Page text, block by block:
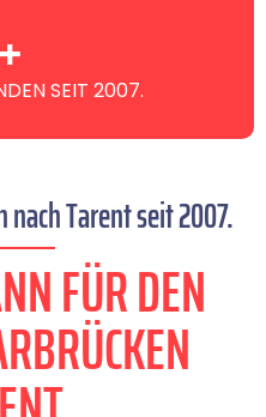
SEIT 2007.
+
Tarent seit 2007.
FÜR DEN